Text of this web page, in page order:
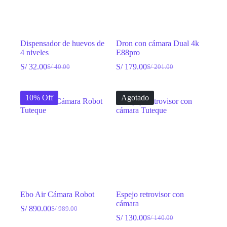
Dispensador de huevos de
4 niveles
S/40.00
El
original
era:
S/ 40.00.
S/32.00El
actual
es:
S/ 32.00.
Dron con cámara Dual 4k
E88pro
S/201.00
El
original
era:
S/ 201.00.
S/179.00El
actual
es:
S/ 179.00.
10% Off
Ebo Air Cámara Robot
S/989.00
El
S/890.00El
Agotado
Espejo retrovisor con
cámara
S/140.00
El
S/130.00El